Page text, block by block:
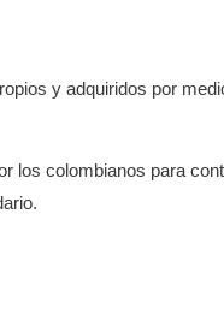
y adquiridos por
los colombianos para